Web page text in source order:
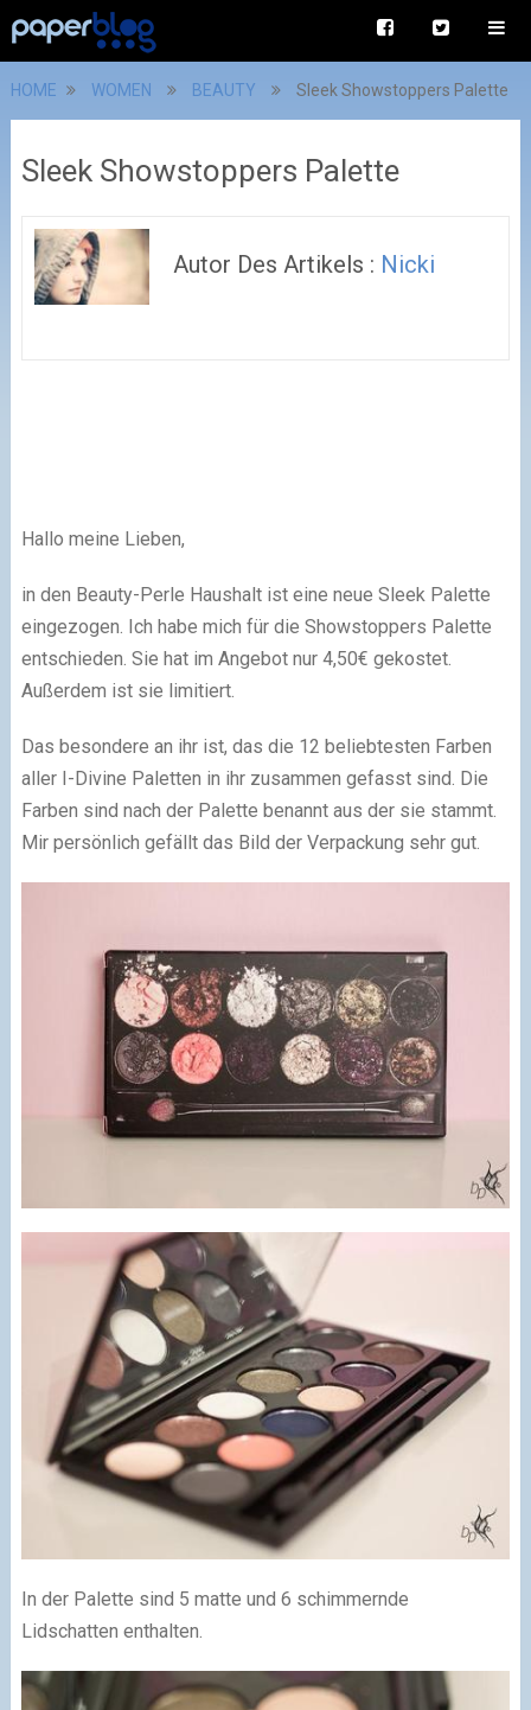
HOME WOMEN BEAUTY Sleek Showstoppers Palette
Sleek Showstoppers Palette
Autor Des Artikels : Nicki
Hallo meine Lieben,
in den Beauty-Perle Haushalt ist eine neue Sleek Palette
eingezogen. Ich habe mich für die Showstoppers Palette
entschieden. Sie hat im Angebot nur 4,50€ gekostet.
Außerdem ist sie limitiert.
Das besondere an ihr ist, das die 12 beliebtesten Farben
aller I-Divine Paletten in ihr zusammen gefasst sind. Die
Farben sind nach der Palette benannt aus der sie stammt.
Mir persönlich gefällt das Bild der Verpackung sehr gut.
In der Palette sind 5 matte und 6 schimmernde
Lidschatten enthalten.